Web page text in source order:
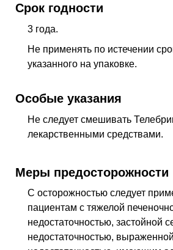
Срок годности
3 года.
Не применять по истечении
указанного на упаковке.
Особые указания
Не следует смешивать
лекарственными средствами.
Меры предосторожности
С осторожностью следует
пациентам с тяжелой
недостаточностью, застойной
недостаточностью,